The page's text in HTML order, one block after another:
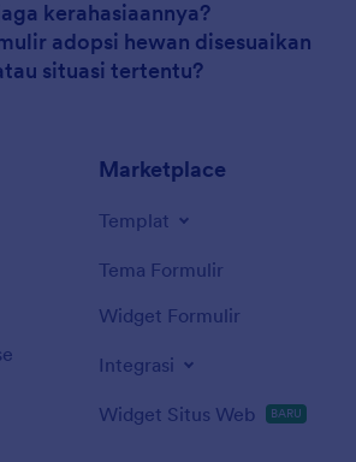
kerahasiaannya?
adopsi hewan disesuaikan
situasi tertentu?
Marketplace
Templat
Tema Formulir
Widget Formulir
Integrasi
Widget Situs Web BARU